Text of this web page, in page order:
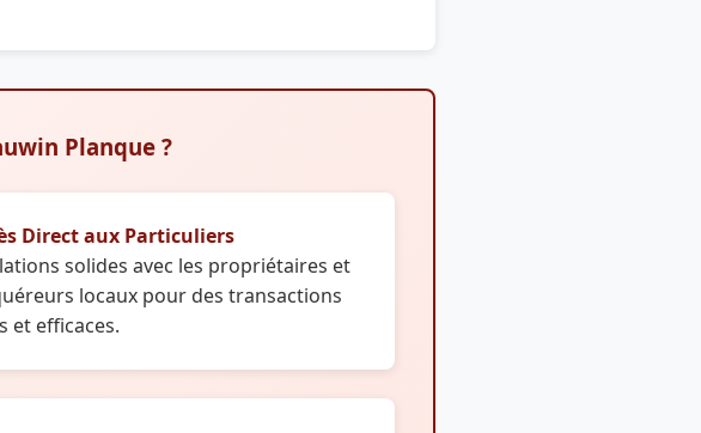
Planque ?
Direct aux Particuliers
solides avec les propriétaires et
locaux pour des transactions
et efficaces.